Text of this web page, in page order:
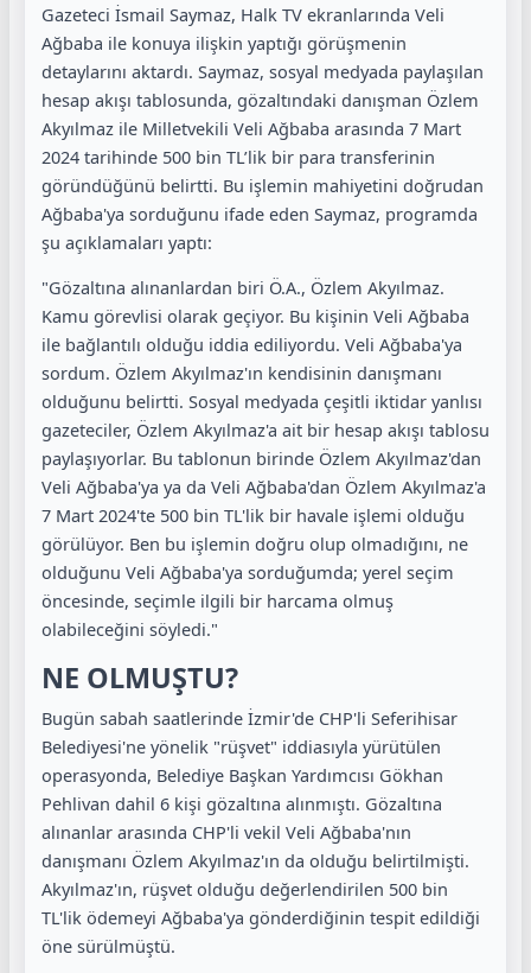
Gazeteci İsmail Saymaz, Halk TV ekranlarında Veli
Ağbaba ile konuya ilişkin yaptığı görüşmenin
detaylarını aktardı. Saymaz, sosyal medyada paylaşılan
hesap akışı tablosunda, gözaltındaki danışman Özlem
Akyılmaz ile Milletvekili Veli Ağbaba arasında 7 Mart
2024 tarihinde 500 bin TL’lik bir para transferinin
göründüğünü belirtti. Bu işlemin mahiyetini doğrudan
Ağbaba'ya sorduğunu ifade eden Saymaz, programda
şu açıklamaları yaptı:
"Gözaltına alınanlardan biri Ö.A., Özlem Akyılmaz.
Kamu görevlisi olarak geçiyor. Bu kişinin Veli Ağbaba
ile bağlantılı olduğu iddia ediliyordu. Veli Ağbaba'ya
sordum. Özlem Akyılmaz'ın kendisinin danışmanı
olduğunu belirtti. Sosyal medyada çeşitli iktidar yanlısı
gazeteciler, Özlem Akyılmaz'a ait bir hesap akışı tablosu
paylaşıyorlar. Bu tablonun birinde Özlem Akyılmaz'dan
Veli Ağbaba'ya ya da Veli Ağbaba'dan Özlem Akyılmaz'a
7 Mart 2024'te 500 bin TL'lik bir havale işlemi olduğu
görülüyor. Ben bu işlemin doğru olup olmadığını, ne
olduğunu Veli Ağbaba'ya sorduğumda; yerel seçim
öncesinde, seçimle ilgili bir harcama olmuş
olabileceğini söyledi."
NE OLMUŞTU?
Bugün sabah saatlerinde İzmir'de CHP'li Seferihisar
Belediyesi'ne yönelik "rüşvet" iddiasıyla yürütülen
operasyonda, Belediye Başkan Yardımcısı Gökhan
Pehlivan dahil 6 kişi gözaltına alınmıştı. Gözaltına
alınanlar arasında CHP'li vekil Veli Ağbaba'nın
danışmanı Özlem Akyılmaz'ın da olduğu belirtilmişti.
Akyılmaz'ın, rüşvet olduğu değerlendirilen 500 bin
TL'lik ödemeyi Ağbaba'ya gönderdiğinin tespit edildiği
öne sürülmüştü.